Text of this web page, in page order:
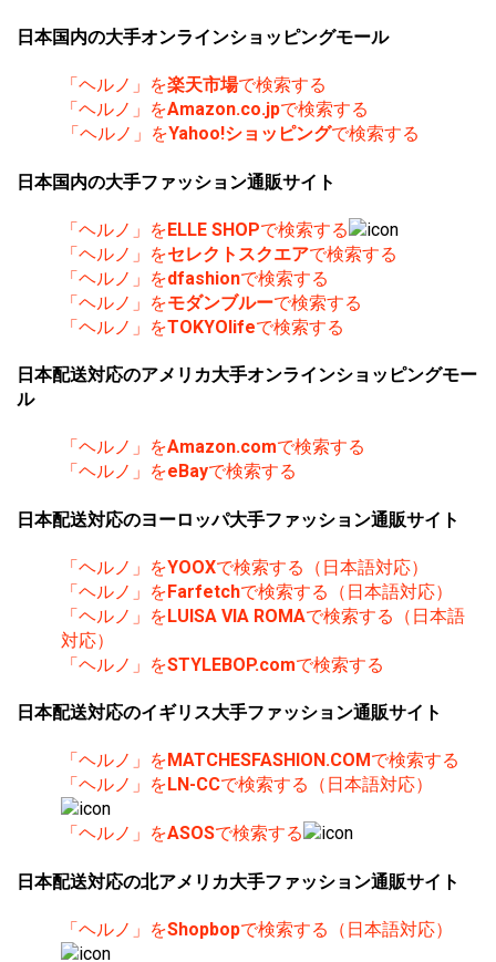
日本国内の大手オンラインショッピングモール
「ヘルノ」を楽天市場で検索する
「ヘルノ」をAmazon.co.jpで検索する
「ヘルノ」をYahoo!ショッピングで検索する
日本国内の大手ファッション通販サイト
「ヘルノ」をELLE SHOPで検索する
「ヘルノ」をセレクトスクエアで検索する
「ヘルノ」をdfashionで検索する
「ヘルノ」をモダンブルーで検索する
「ヘルノ」をTOKYOlifeで検索する
日本配送対応のアメリカ大手オンラインショッピングモー
ル
「ヘルノ」をAmazon.comで検索する
「ヘルノ」をeBayで検索する
日本配送対応のヨーロッパ大手ファッション通販サイト
「ヘルノ」をYOOXで検索する（日本語対応）
「ヘルノ」をFarfetchで検索する（日本語対応）
「ヘルノ」をLUISA VIA ROMAで検索する（日本語
対応）
「ヘルノ」をSTYLEBOP.comで検索する
日本配送対応のイギリス大手ファッション通販サイト
「ヘルノ」を MATCHESFASHION.COM で検索する
「ヘルノ」を LN-CCで検索する（日本語対応）
「ヘルノ」をASOSで検索する
日本配送対応の北アメリカ大手ファッション通販サイト
「ヘルノ」をShopbopで検索する（日本語対応）